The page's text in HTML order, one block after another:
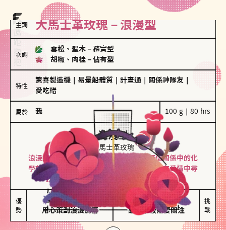
主調 大馬士革玫瑰－浪漫型
次調
雪松、聖木 － 務實型
胡椒、肉桂 － 佔有型
特性
驚喜製造機 易暈船體質 計畫通 關係神隊友
愛吃醋
屬於 我 100 g｜80 hrs
浪漫型
大馬士革玫瑰
浪漫型的人以激情與性吸引力為基礎，深信關係中的化
學效應，認為每次相遇都是命中註定。傾向在愛情中尋
找火花，經常表達對另一半的愛意和讚美。
優
勢
保持戀愛新鮮感
用心策劃浪漫驚喜
情緒起伏較大
感情中較需要關注
挑
戰